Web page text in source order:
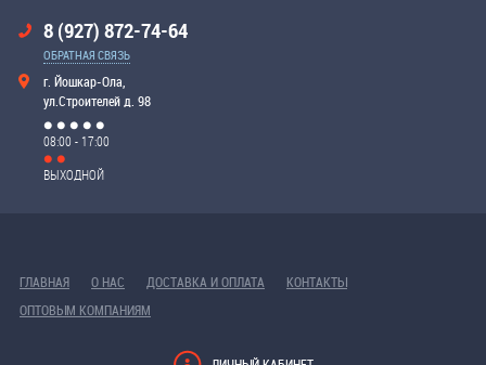
8 (927) 872-74-64
ОБРАТНАЯ СВЯЗЬ
г. Йошкар-Ола,
ул.Строителей д. 98
08:00 - 17:00
ВЫХОДНОЙ
ГЛАВНАЯ О НАС ДОСТАВКА И ОПЛАТА
КОНТАКТЫ
ОПТОВЫМ КОМПАНИЯМ